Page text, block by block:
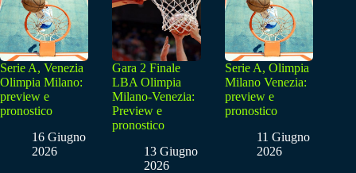
Serie A, Venezia
Olimpia Milano:
preview e
pronostico
16 Giugno
2026
Gara 2 Finale
LBA Olimpia
Milano-Venezia:
Preview e
pronostico
13 Giugno
2026
Serie A, Olimpia
Milano Venezia:
preview e
pronostico
11 Giugno
2026